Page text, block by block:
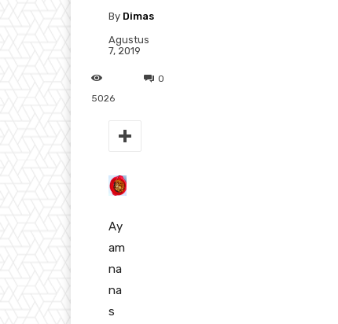
By Dimas
Agustus
7, 2019
0
5026
Ay
am
na
na
s